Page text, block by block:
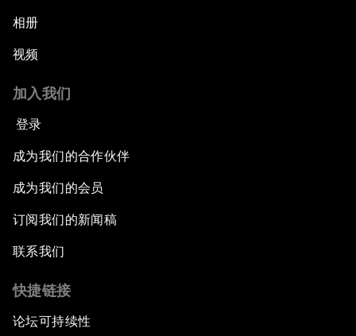
相册
视频
加入我们
登录
成为我们的合作伙伴
成为我们的会员
订阅我们的新闻稿
联系我们
快捷链接
论坛可持续性